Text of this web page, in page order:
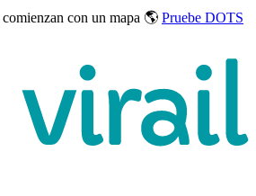
comienzan con un mapa 🌎 Pruebe DOTS